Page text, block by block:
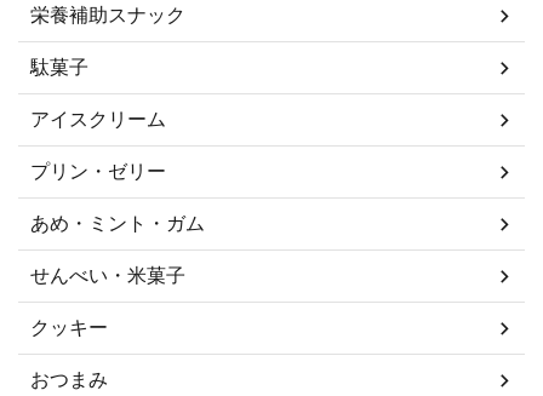
栄養補助スナック
駄菓子
アイスクリーム
プリン・ゼリー
あめ・ミント・ガム
せんべい・米菓子
クッキー
おつまみ